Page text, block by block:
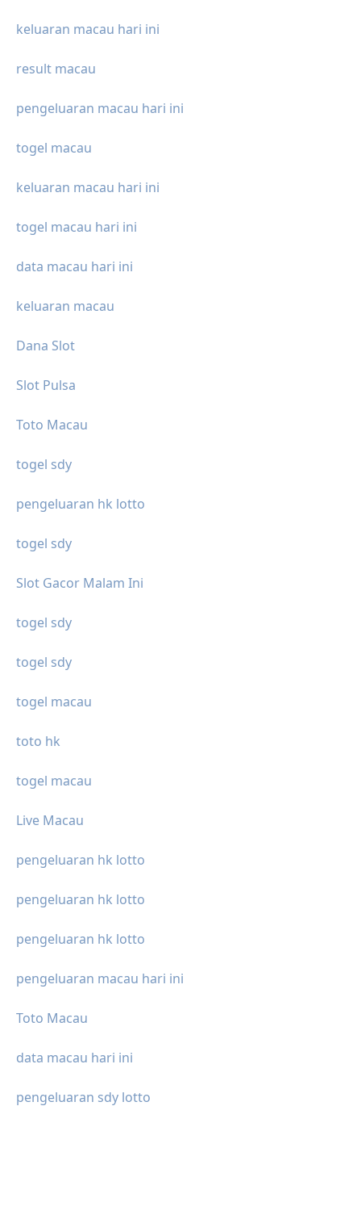
keluaran macau hari ini
result macau
pengeluaran macau hari ini
togel macau
keluaran macau hari ini
togel macau hari ini
data macau hari ini
keluaran macau
Dana Slot
Slot Pulsa
Toto Macau
togel sdy
pengeluaran hk lotto
togel sdy
Slot Gacor Malam Ini
togel sdy
togel sdy
togel macau
toto hk
togel macau
Live Macau
pengeluaran hk lotto
pengeluaran hk lotto
pengeluaran hk lotto
pengeluaran macau hari ini
Toto Macau
data macau hari ini
pengeluaran sdy lotto